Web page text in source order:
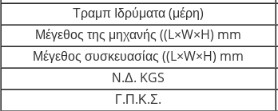
Τραμπ Ιδρύματα (μέρη)
Μέγεθος της μηχανής ((L×W×H) mm
Μέγεθος συσκευασίας ((L×W×H) mm
Ν.Δ. KGS
Γ.Π.Κ.Σ.